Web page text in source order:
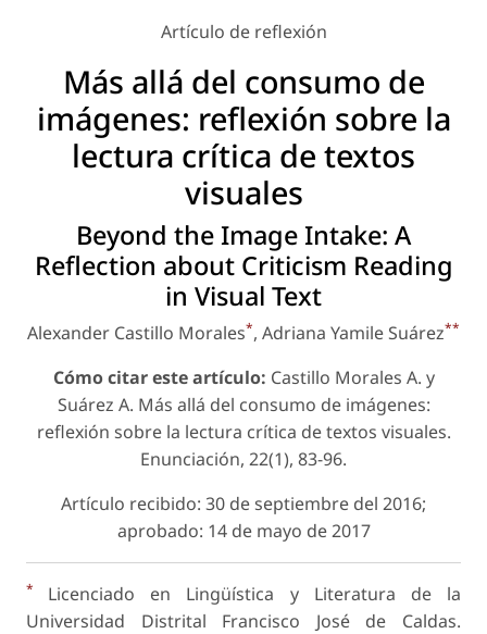
Artículo de reflexión
Más allá del consumo de
imágenes: reflexión sobre la
lectura crítica de textos
visuales
Beyond the Image Intake: A
Reflection about Criticism Reading
in Visual Text
Alexander Castillo Morales*, Adriana Yamile Suárez**
Cómo citar este artículo: Castillo Morales A. y
Suárez A. Más allá del consumo de imágenes:
reflexión sobre la lectura crítica de textos visuales.
Enunciación, 22(1), 83-96.
Artículo recibido: 30 de septiembre del 2016;
aprobado: 14 de mayo de 2017
*
Licenciado en Lingüística y Literatura de la
Universidad Distrital Francisco José de Caldas.